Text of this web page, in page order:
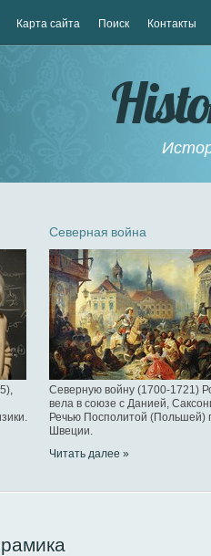
Карта сайта Поиск Контакты
Северная война
Северную войну (1700-1721)
вела в союзе с Данией,
Речью Посполитой (Польшей)
Швеции.
Читать далее »